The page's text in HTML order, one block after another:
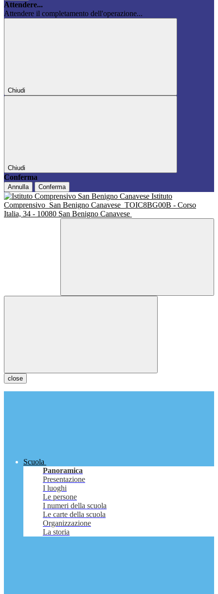
Attendere...
Attendere il completamento dell'operazione...
Chiudi
Chiudi
Conferma
Annulla Conferma
Istituto
Comprensivo San Benigno Canavese TOIC8BG00B - Corso
Italia, 34 - 10080 San Benigno Canavese
close
Scuola
Panoramica
Presentazione
I luoghi
Le persone
I numeri della scuola
Le carte della scuola
Organizzazione
La storia